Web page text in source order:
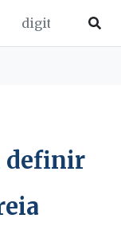
definir